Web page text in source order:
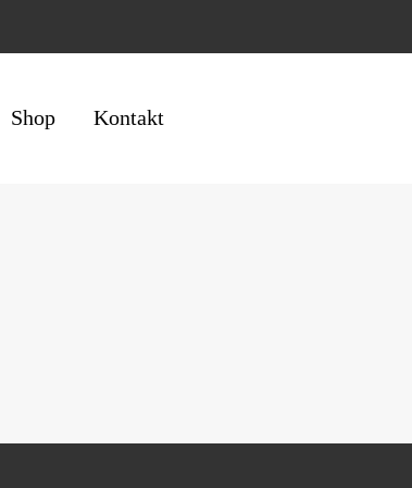
Shop Kontakt